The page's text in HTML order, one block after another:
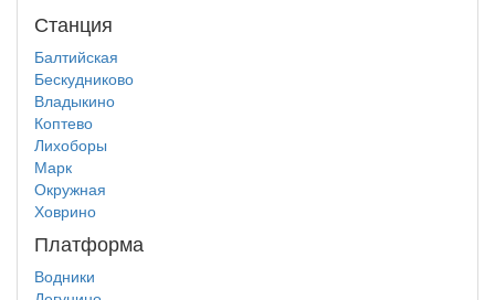
Станция
Балтийская
Бескудниково
Владыкино
Коптево
Лихоборы
Марк
Окружная
Ховрино
Платформа
Водники